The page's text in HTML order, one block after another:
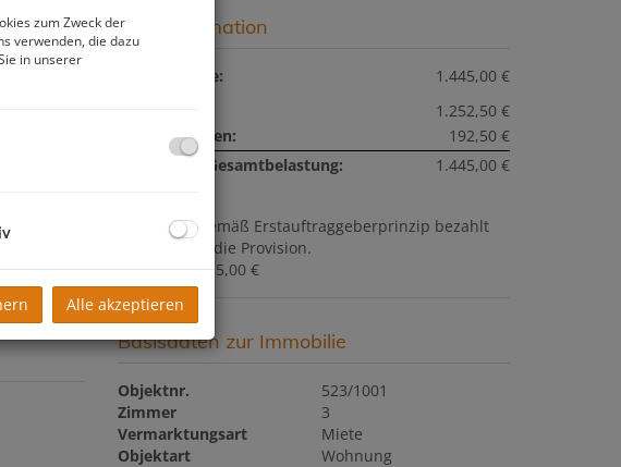
Preisinformation
Gesamtmiete:
1.445,00 €
1.252,50 €
Betriebskosten:
192,50 €
monatliche Gesamtbelastung:
1.445,00 €
Provision: Gemäß Erstauftraggeberprinzip bezahlt
der Abgeber die Provision.
Kaution: 4.335,00 €
Basisdaten zur Immobilie
Objektnr.
523/1001
Zimmer
3
Vermarktungsart
Miete
Objektart
Wohnung
zum Zweck der
verwenden, die dazu
in unserer
Alle akzeptieren